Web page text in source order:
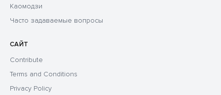
Каомодзи
Часто задаваемые вопросы
САЙТ
Contribute
Terms and Conditions
Privacy Policy